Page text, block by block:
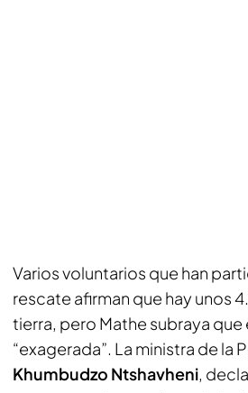
Varios voluntarios que han
rescate afirman que hay unos
tierra, pero Mathe subraya que
“exagerada”. La ministra de la
Khumbudzo Ntshavheni,